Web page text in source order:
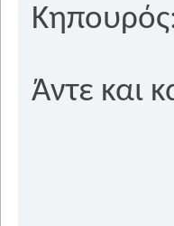
Άντε και